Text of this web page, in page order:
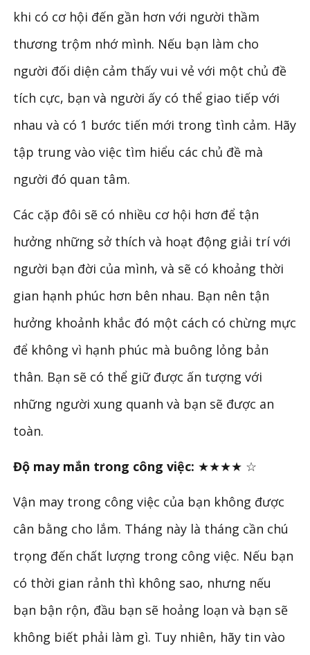
khi có cơ hội đến gần hơn với người thầm
thương trộm nhớ mình. Nếu bạn làm cho
người đối diện cảm thấy vui vẻ với một chủ đề
tích cực, bạn và người ấy có thể giao tiếp với
nhau và có 1 bước tiến mới trong tình cảm. Hãy
tập trung vào việc tìm hiểu các chủ đề mà
người đó quan tâm.
Các cặp đôi sẽ có nhiều cơ hội hơn để tận
hưởng những sở thích và hoạt động giải trí với
người bạn đời của mình, và sẽ có khoảng thời
gian hạnh phúc hơn bên nhau. Bạn nên tận
hưởng khoảnh khắc đó một cách có chừng mực
để không vì hạnh phúc mà buông lỏng bản
thân. Bạn sẽ có thể giữ được ấn tượng với
những người xung quanh và bạn sẽ được an
toàn.
Độ may mắn trong công việc: ★★★★ ☆
Vận may trong công việc của bạn không được
cân bằng cho lắm. Tháng này là tháng cần chú
trọng đến chất lượng trong công việc. Nếu bạn
có thời gian rảnh thì không sao, nhưng nếu
bạn bận rộn, đầu bạn sẽ hoảng loạn và bạn sẽ
không biết phải làm gì. Tuy nhiên, hãy tin vào